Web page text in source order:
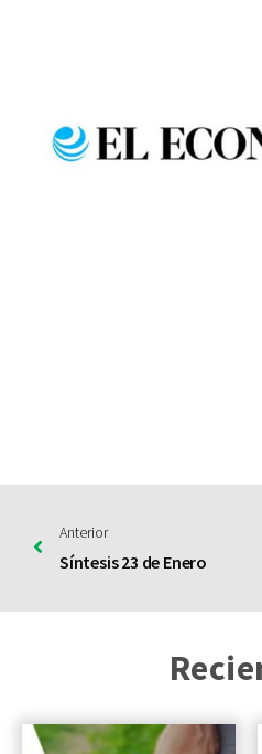
Anterior
Síntesis 23 de Enero